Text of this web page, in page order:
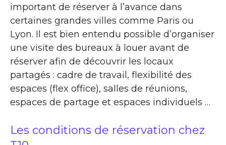
important de réserver à l’avance dans
certaines grandes villes comme Paris ou
Lyon. Il est bien entendu possible d’organiser
une visite des bureaux à louer avant de
réserver afin de découvrir les locaux
partagés : cadre de travail, flexibilité des
espaces (flex office), salles de réunions,
espaces de partage et espaces individuels …
Les conditions de réservation chez